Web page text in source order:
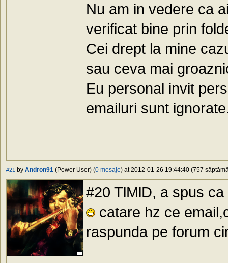
Nu am in vedere ca
verificat bine prin
Cei drept la mine
sau ceva mai
Eu personal invit
emailuri sunt
#21 by Andron91 (Power User) (0 mesaje) at 2012-01-26 19:44:40 (757
#20 TlMlD, a spus
catare hz ce
raspunda pe forum